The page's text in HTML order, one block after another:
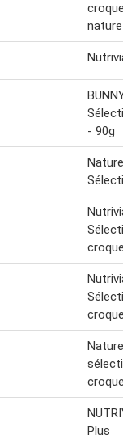
nature
Nutrivia
BUNNY
- 90g
Nature
Nutrivia
Nutrivia
Nature
Plus